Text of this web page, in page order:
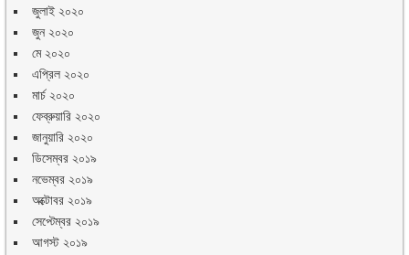
জুলাই ২০২০
জুন ২০২০
মে ২০২০
এপ্রিল ২০২০
মার্চ ২০২০
ফেব্রুয়ারি ২০২০
জানুয়ারি ২০২০
ডিসেম্বর ২০১৯
নভেম্বর ২০১৯
অক্টোবর ২০১৯
সেপ্টেম্বর ২০১৯
আগস্ট ২০১৯